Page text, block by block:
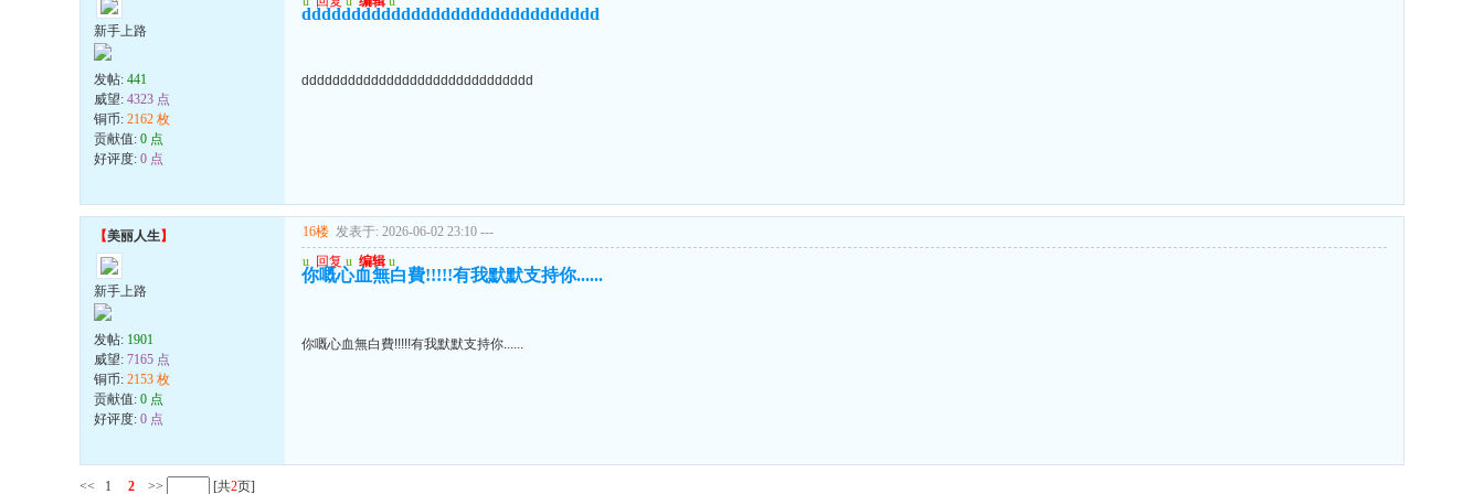
新手上路
发帖: 441
威望: 4323 点
铜币: 2162 枚
贡献值: 0 点
好评度: 0 点
dddddddddddddddddddddddddddddd
dddddddddddddddddddddddddddddd
【美丽人生】
新手上路
发帖: 1901
威望: 7165 点
铜币: 2153 枚
贡献值: 0 点
好评度: 0 点
16楼 发表于: 2026-06-02 23:10 ---
u 回复 u 编辑 u
你嘅心血無白費!!!!!有我默默支持你......
你嘅心血無白費!!!!!有我默默支持你......
<< 1 2 >> [共2页]